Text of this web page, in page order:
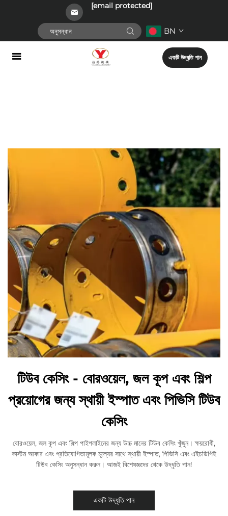
[email protected]
BN
একটি উদ্ধৃতি পান
টিউব কেসিং - বোরওয়েল, জল কূপ এবং শিল্প
প্রয়োগের জন্য স্থায়ী ইস্পাত এবং পিভিসি টিউব
কেসিং
বোরওয়েল, জল কূপ এবং শিল্প পাইপলাইনের জন্য উচ্চ মানের টিউব কেসিং খুঁজুন। ক্ষয়রোধী,
কাস্টম আকার এবং প্রতিযোগিতামূলক মূল্যের সাথে স্থায়ী ইস্পাত, পিভিসি এবং এইচডিপিই
টিউব কেসিং অনুসন্ধান করুন। আজই বিশেষজ্ঞদের থেকে উদ্ধৃতি পান!
একটি উদ্ধৃতি পান